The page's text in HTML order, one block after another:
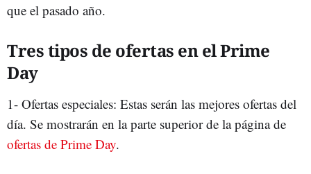
que el pasado año.
Tres tipos de ofertas en el Prime
Day
1- Ofertas especiales: Estas serán las mejores ofertas del
día. Se mostrarán en la parte superior de la página de
ofertas de Prime Day.